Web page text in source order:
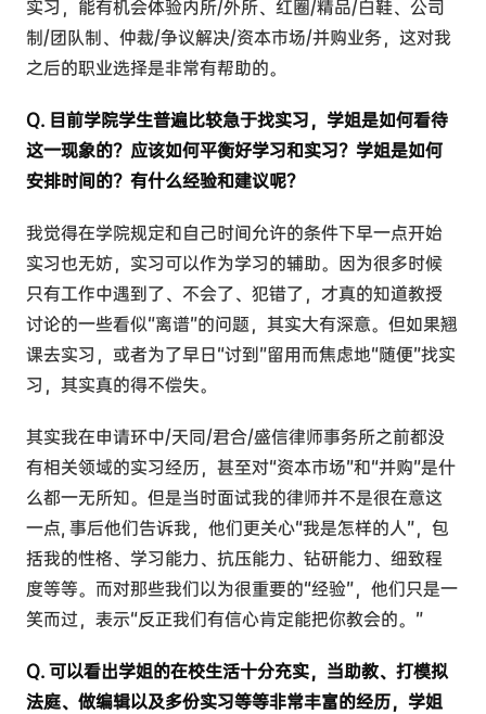
实习，能有机会体验内所/外所、红圈/精品/白鞋、公司
制/团队制、仲裁/争议解决/资本市场/并购业务，这对我
之后的职业选择是非常有帮助的。
Q. 目前学院学生普遍比较急于找实习，学姐是如何看待
这一现象的？应该如何平衡好学习和实习？学姐是如何
安排时间的？有什么经验和建议呢？
我觉得在学院规定和自己时间允许的条件下早一点开始
实习也无妨，实习可以作为学习的辅助。因为很多时候
只有工作中遇到了、不会了、犯错了，才真的知道教授
讨论的一些看似“离谱”的问题，其实大有深意。但如果翘
课去实习，或者为了早日“讨到”留用而焦虑地“随便”找实
习，其实真的得不偿失。
其实我在申请环中/天同/君合/盛信律师事务所之前都没
有相关领域的实习经历，甚至对“资本市场”和“并购”是什
么都一无所知。但是当时面试我的律师并不是很在意这
一点, 事后他们告诉我，他们更关心“我是怎样的人”，包
括我的性格、学习能力、抗压能力、钻研能力、细致程
度等等。而对那些我们以为很重要的“经验”，他们只是一
笑而过，表示“反正我们有信心肯定能把你教会的。”
Q. 可以看出学姐的在校生活十分充实，当助教、打模拟
法庭、做编辑以及多份实习等等非常丰富的经历，学姐